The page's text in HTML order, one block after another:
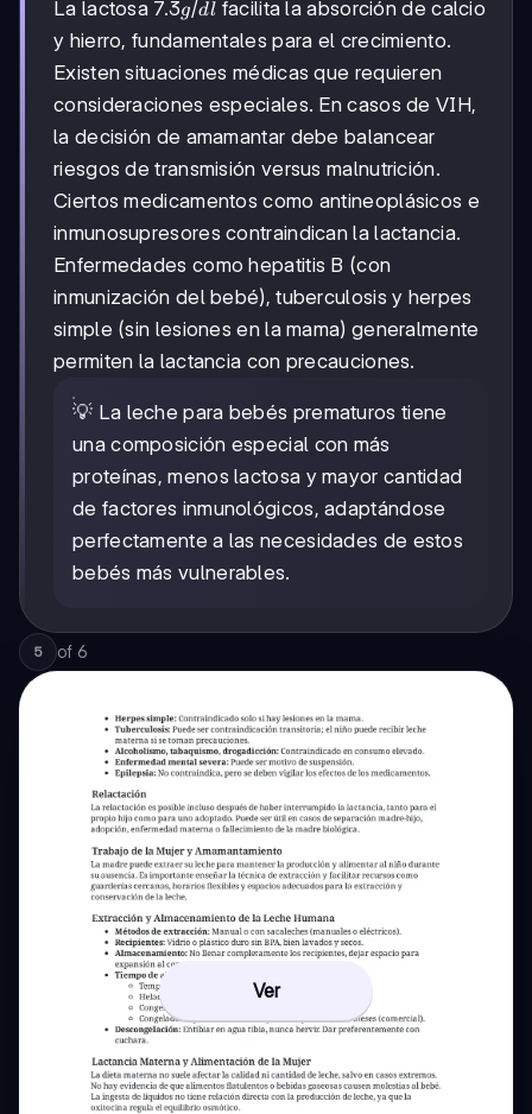
La lactosa 7.3
g/dl
7.3g/dl facilita la absorción de calcio
y hierro, fundamentales para el crecimiento.
Existen situaciones médicas que requieren
consideraciones especiales. En casos de VIH,
la decisión de amamantar debe balancear
riesgos de transmisión versus malnutrición.
Ciertos medicamentos como antineoplásicos e
inmunosupresores contraindican la lactancia.
Enfermedades como hepatitis B (con
inmunización del bebé), tuberculosis y herpes
simple (sin lesiones en la mama) generalmente
permiten la lactancia con precauciones.
💡 La leche para bebés prematuros tiene
una composición especial con más
proteínas, menos lactosa y mayor cantidad
de factores inmunológicos, adaptándose
perfectamente a las necesidades de estos
bebés más vulnerables.
5 of 6
Ver